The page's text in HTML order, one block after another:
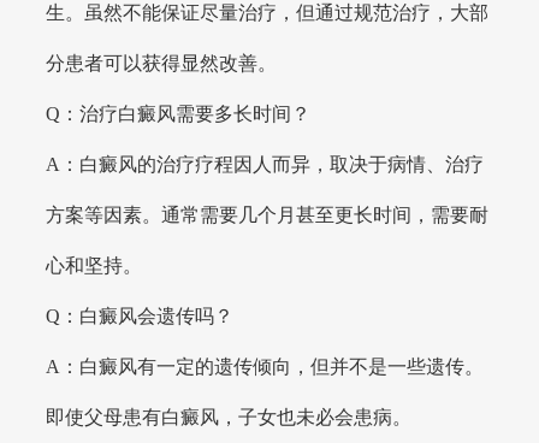
生。虽然不能保证尽量治疗，但通过规范治疗，大部
分患者可以获得显然改善。
Q：治疗白癜风需要多长时间？
A：白癜风的治疗疗程因人而异，取决于病情、治疗
方案等因素。通常需要几个月甚至更长时间，需要耐
心和坚持。
Q：白癜风会遗传吗？
A：白癜风有一定的遗传倾向，但并不是一些遗传。
即使父母患有白癜风，子女也未必会患病。